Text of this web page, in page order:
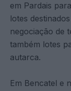
em Pardais
lotes
negociação de
também lotes
autarca.
Em Bencatel e